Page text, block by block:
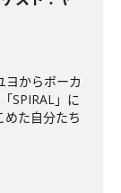
ヨからボーカ
SPIRAL」に
た自分たち